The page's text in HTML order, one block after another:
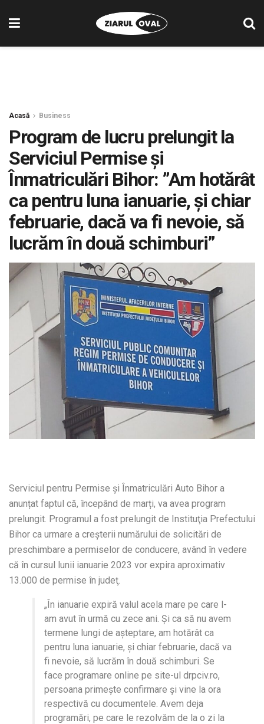
Acasă Business
Program de lucru prelungit la
Serviciul Permise și
Înmatriculări Bihor: ”Am hotărât
ca pentru luna ianuarie, şi chiar
februarie, dacă va fi nevoie, să
lucrăm în două schimburi”
Serviciul pentru Permise şi Înmatriculări Auto Bihor a
anunțat faptul că, începând de marți, va avea program
prelungit. Programul a fost prelungit de Instituţia Prefectului
Bihor ca urmare a creşterii numărului de solicitări de
preschimbare a permiselor de conducere, având în vedere
că în cursul lunii ianuarie 2023 vor expira aproximativ
13.000 de permise în judeţ.
„În ianuarie expiră valul acela mare pe care l-
am avut în urmă cu zece ani. Şi ca să nu avem
termene lungi de aşteptare, am hotărât ca
pentru luna ianuarie, şi chiar februarie, dacă va
fi nevoie, să lucrăm în două schimburi. Se
face programare online pe site-ul drpciv.ro,
persoana primeşte confirmare şi vine la ora
respectivă cu documentele. Avem deja
programări, pe care le rezolvăm de la o zi la